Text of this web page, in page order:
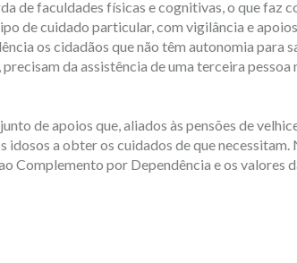
de faculdades físicas e cognitivas, o que faz
de cuidado particular, com vigilância e apoios
os cidadãos que não têm autonomia para
da assistência de uma terceira pessoa
de apoios que, aliados às pensões de
idosos a obter os cuidados de que necessitam.
Complemento por Dependência e os valores